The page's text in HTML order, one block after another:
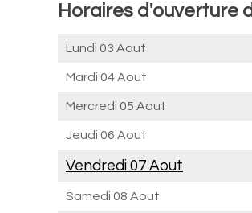
Horaires d'ouverture
Lundi 03 Aout
Mardi 04 Aout
Mercredi 05 Aout
Jeudi 06 Aout
Vendredi 07 Aout
Samedi 08 Aout